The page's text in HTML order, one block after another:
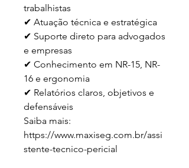
trabalhistas
✔ Atuação técnica e estratégica
✔ Suporte direto para advogados
e empresas
✔ Conhecimento em NR-15, NR-
16 e ergonomia
✔ Relatórios claros, objetivos e
defensáveis
Saiba mais:
https://www.maxiseg.com.br/assi
stente-tecnico-pericial